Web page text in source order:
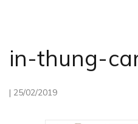
in-thung-
| 25/02/2019